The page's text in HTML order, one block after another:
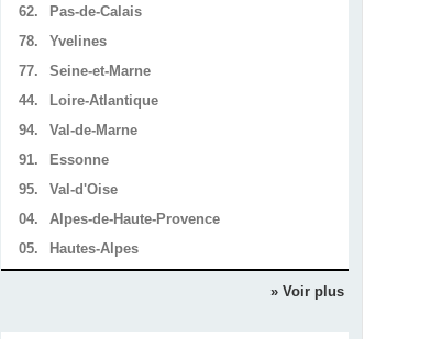
62.
Pas-de-Calais
78.
Yvelines
77.
Seine-et-Marne
44.
Loire-Atlantique
94.
Val-de-Marne
91.
Essonne
95.
Val-d'Oise
04.
Alpes-de-Haute-Provence
05.
Hautes-Alpes
» Voir plus